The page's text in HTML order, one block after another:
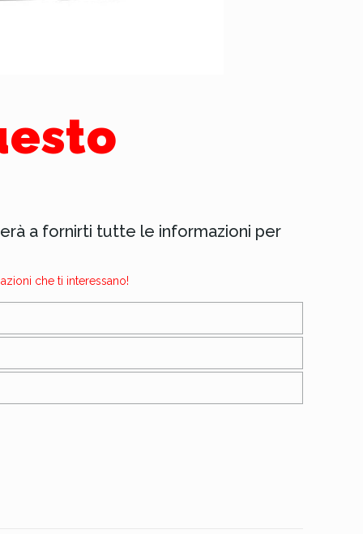
a fornirti tutte le informazioni per
che ti interessano!